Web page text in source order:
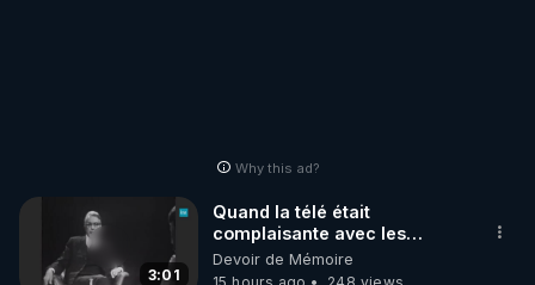
Why this ad?
3:01
Quand la télé était
complaisante avec les
pédophiles
Devoir de Mémoire